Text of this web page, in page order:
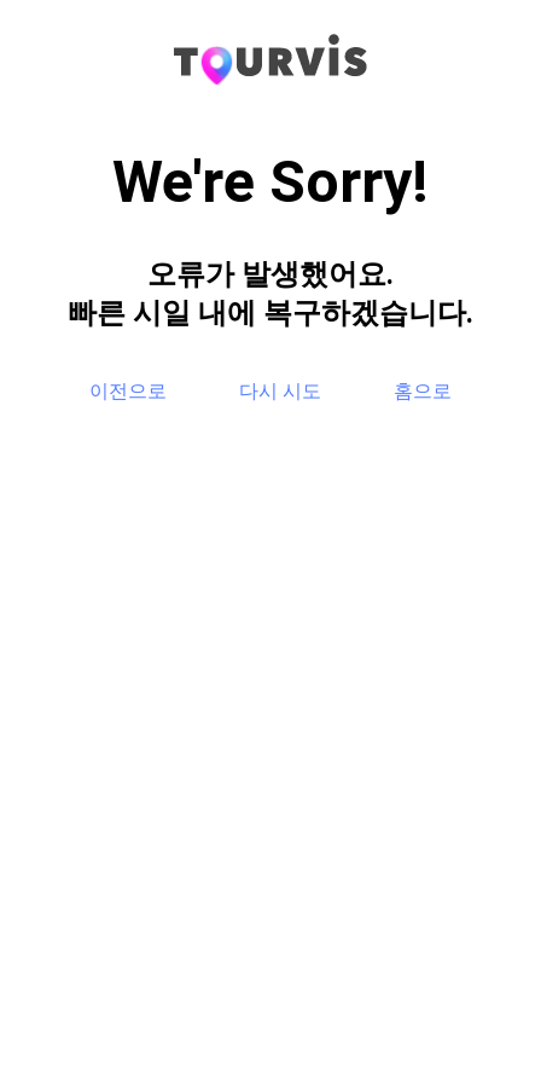
We're Sorry!
오류가 발생했어요.
빠른 시일 내에 복구하겠습니다.
이전으로 다시 시도 홈으로